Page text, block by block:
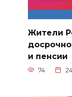
Жители
и пенсии
74